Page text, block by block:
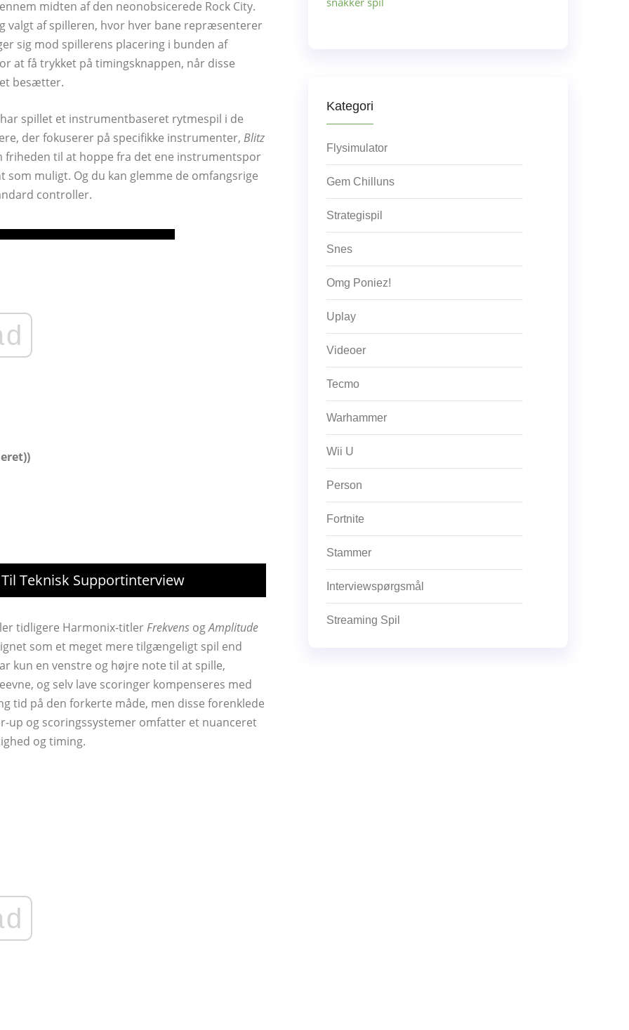
midten af ​​den neonobsicerede Rock City.
valgt af spilleren, hvor hver bane repræsenterer
sig mod spillerens placering i bunden af
at få trykket på timingsknappen, når disse
besætter.
spillet et instrumentbaseret rytmespil i de
der fokuserer på specifikke instrumenter, Blitz
til at hoppe fra det ene instrumentspor
muligt. Og du kan glemme de omfangsrige
controller.
Teknisk Supportinterview
tidligere Harmonix-titlerFrekvens ogAmplitude
som et meget mere tilgængeligt spil end
kun en venstre og højre note til at spille,
og selv lave scoringer kompenseres med
tid på den forkerte måde, men disse forenklede
up og scoringssystemer omfatter et nuanceret
og timing.
Kategori
Flysimulator
Gem Chilluns
Strategispil
Snes
Omg Poniez!
Uplay
Videoer
Tecmo
Warhammer
Wii U
Person
Fortnite
Stammer
Interviewspørgsmål
Streaming Spil